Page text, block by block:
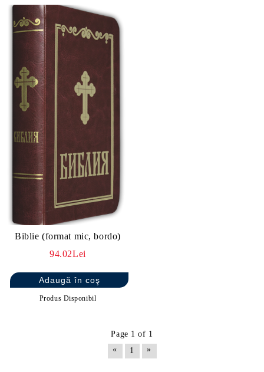
Biblie (format mic, bordo)
94.02Lei
Produs Disponibil
Page 1 of 1
«
1 »